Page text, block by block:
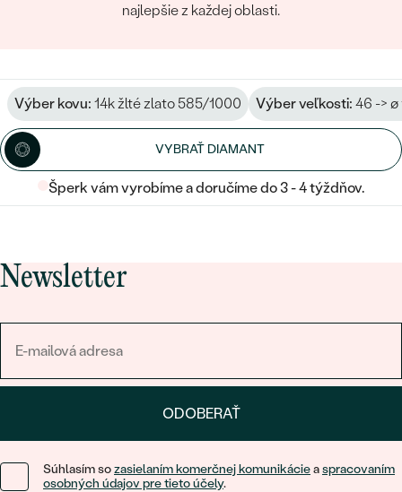
najlepšie z každej oblasti.
Výber kovu: 14k žlté zlato 585/1000 Výber veľkosti: 46 -> ø
VYBRAŤ DIAMANT
Šperk vám vyrobíme a doručíme do 3 - 4 týždňov.
Newsletter
ODOBERAŤ
Súhlasím sozasielaním komerčnej komunikácieaspracovaním
osobných údajov pre tieto účely.